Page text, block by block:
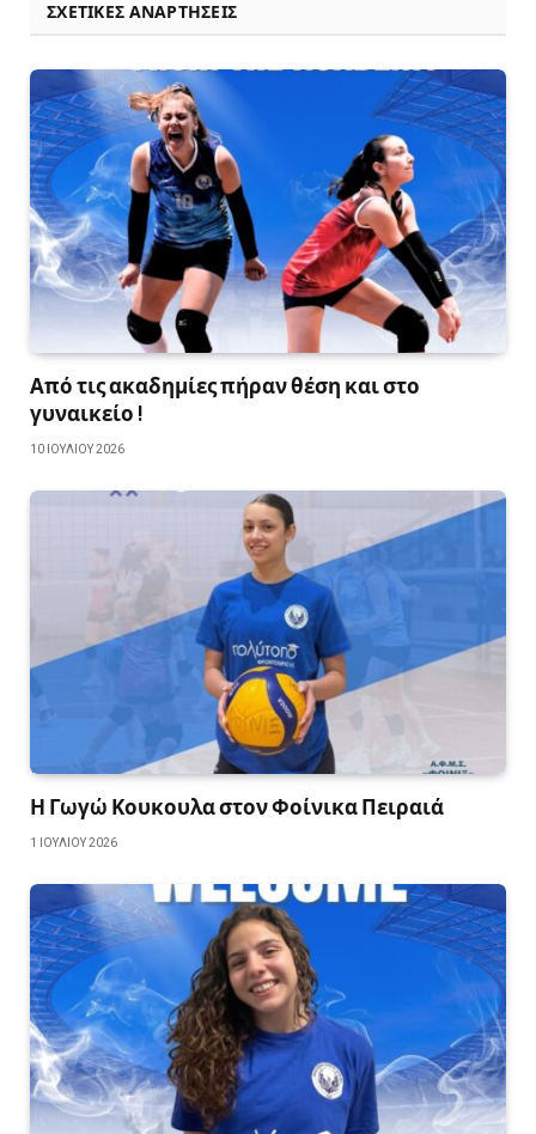
ΣΧΕΤΙΚΈΣ ΑΝΑΡΤΉΣΕΙΣ
Από τις ακαδημίες πήραν θέση και στο
γυναικείο !
10 ΙΟΥΛΊΟΥ 2026
Η Γωγώ Κουκουλα στον Φοίνικα Πειραιά
1 ΙΟΥΛΊΟΥ 2026